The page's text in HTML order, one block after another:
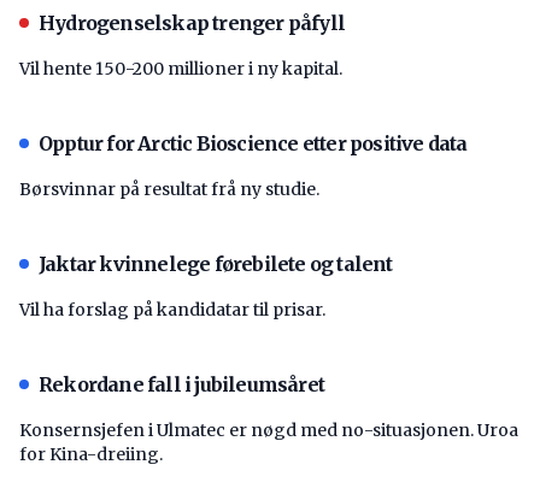
Hydrogenselskap trenger påfyll
Vil hente 150-200 millioner i ny kapital.
Opptur for Arctic Bioscience etter positive data
Børsvinnar på resultat frå ny studie.
Jaktar kvinnelege førebilete og talent
Vil ha forslag på kandidatar til prisar.
Rekordane fall i jubileumsåret
Konsernsjefen i Ulmatec er nøgd med no-situasjonen. Uroa
for Kina-dreiing.